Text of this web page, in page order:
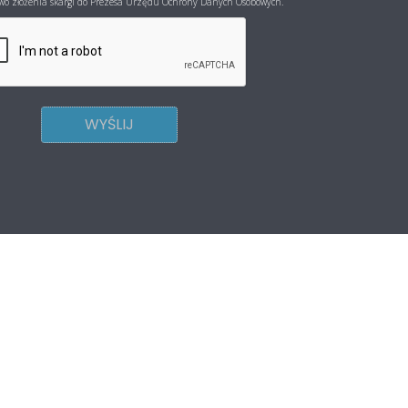
WYŚLIJ